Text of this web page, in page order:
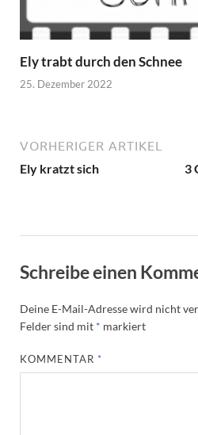
Ely trabt durch den Schnee
25. Dezember 2022
VORHERIGER ARTIKEL
Ely kratzt sich
3
Schreibe einen
Deine E-Mail-Adresse wird nicht
Felder sind mit * markiert
KOMMENTAR *